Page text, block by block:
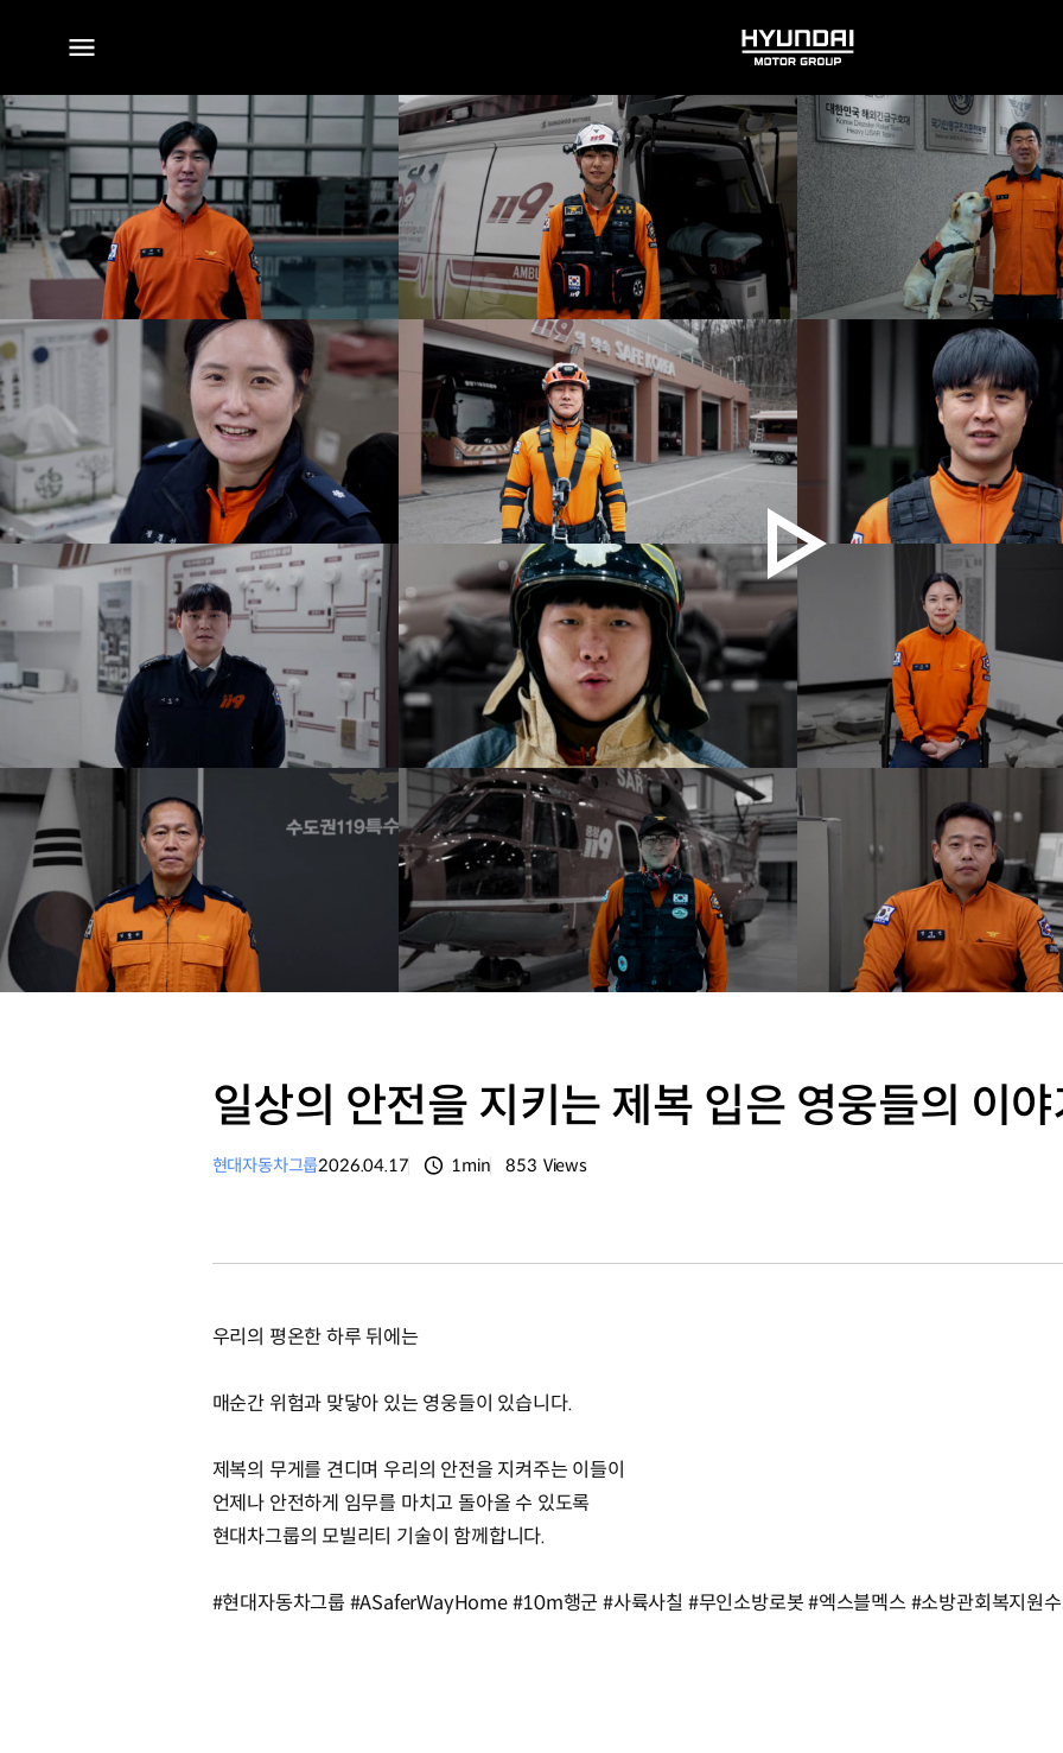
전체
메뉴
HYUNDAI
MOTOR
GROUP
일상의 안전을 지키는 제복 입은 영웅들의 이야
현대자동차그룹2026.04.17 1min 853 Views
우리의 평온한 하루 뒤에는
매순간 위험과 맞닿아 있는 영웅들이 있습니다.
제복의 무게를 견디며 우리의 안전을 지켜주는 이들이
언제나 안전하게 임무를 마치고 돌아올 수 있도록
현대차그룹의 모빌리티 기술이 함께합니다.
#현대자동차그룹 #ASaferWayHome #10m행군 #사륙사칠 #무인소방로봇 #엑스블멕스 #소방관회복지원